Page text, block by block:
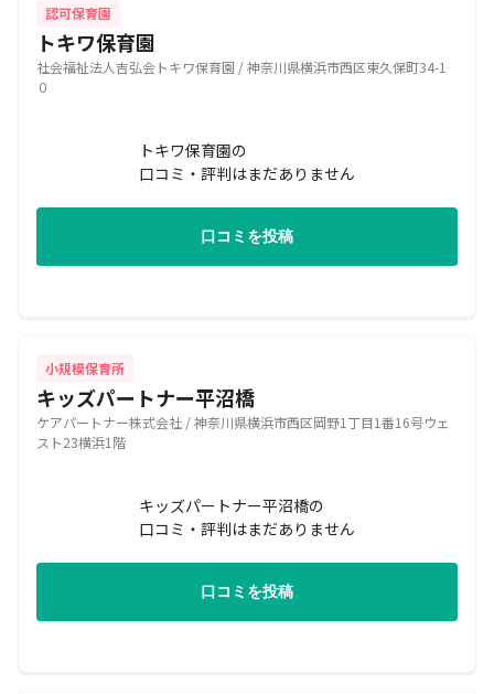
認可保育園
トキワ保育園
社会福祉法人吉弘会トキワ保育園 / 神奈川県横浜市西区東久保町34-1
０
トキワ保育園の
口コミ・評判はまだありません
口コミを投稿
小規模保育所
キッズパートナー平沼橋
ケアパートナー株式会社 / 神奈川県横浜市西区岡野1丁目1番16号ウェ
スト23横浜1階
キッズパートナー平沼橋の
口コミ・評判はまだありません
口コミを投稿